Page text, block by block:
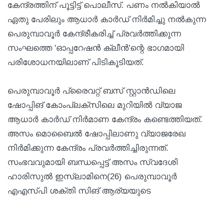
കേന്ദ്രത്തിന് പൂട്ടിട്ട് പൊലീസ്. പണം നല്‍കിയാല്‍
ഏതു പേരിലും ആധാര്‍ കാര്‍ഡ് നിര്‍മിച്ചു നല്‍കുന്ന
പെരുമ്പാവൂര്‍ കേന്ദ്രീകരിച്ച് പ്രവര്‍ത്തിക്കുന്ന
സംഘത്തെ 'ഓപ്പറേഷന്‍ ക്ലീന്‍'ന്റെ ഭാഗമായി
പരിശോധനയിലാണ് പിടികൂടിയത്.
പെരുമ്പാവൂര്‍ പ്രൈവറ്റ് ബസ് സ്റ്റാന്‍ഡിലെ
ഷോപ്പിങ് കോംപ്ലക്‌സിലെ മുറിയില്‍ വ്യാജ
ആധാര്‍ കാര്‍ഡ് നിര്‍മാണ കേന്ദ്രം കണ്ടെത്തിയത്.
അസം മൊബൈല്‍ ഷോപ്പിലാണു വ്യാജരേഖ
നിര്‍മിക്കുന്ന കേന്ദ്രം പ്രവര്‍ത്തിച്ചിരുന്നത്.
സംഭവവുമായി ബന്ധപ്പെട്ട് അസം സ്വദേശി
ഹാരിസുല്‍ ഇസ്ലാമിനെ(26) പെരുമ്പാവൂര്‍
എഎസ്പി ശക്തി സിങ് ആര്യയുടെ